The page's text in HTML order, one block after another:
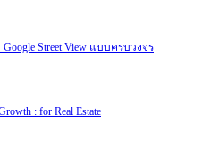
Street View แบบครบวงจร
: for Real Estate